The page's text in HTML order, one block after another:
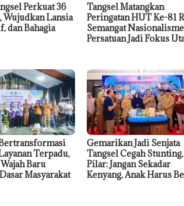
Perkuat 36
Wujudkan Lansia
dan Bahagia
Tangsel Matangkan
Peringatan HUT Ke-81
Semangat
Persatuan Jadi Fokus
Terpadu,
Baru
Masyarakat
Gemarikan Jadi Senjata
Tangsel Cegah Stunting,
Pilar: Jangan Sekadar
Kenyang, Anak Harus